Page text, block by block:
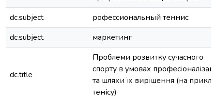
dc.subject
рофессиональный теннис
dc.subject
маркетинг
dc.title
Проблеми розвитку сучасного
спорту в умовах
та шляхи їх вирішення (на
тенісу)